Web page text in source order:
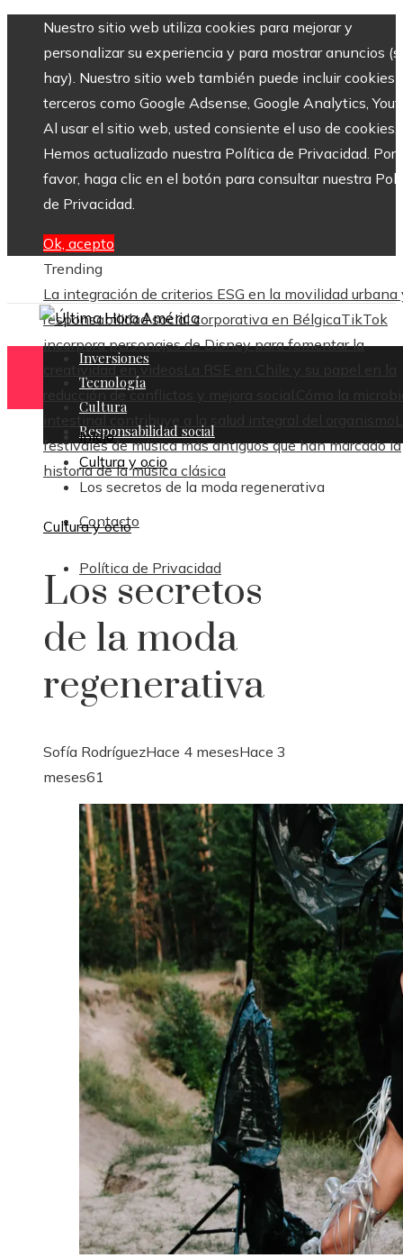
Nuestro sitio web utiliza cookies para mejorar y
personalizar su experiencia y para mostrar anuncios
hay). Nuestro sitio web también puede incluir cookies
terceros como Google Adsense, Google Analytics,
Al usar el sitio web, usted consiente el uso de cookies.
Hemos actualizado nuestra Política de Privacidad. Por
favor, haga clic en el botón para consultar nuestra
de Privacidad.
Ok, acepto
Trending
La integración de criterios ESG en la movilidad urbana
responsabilidad social corporativa en BélgicaTikTok
incorpora personajes de Disney para fomentar la
creatividad en videos
La RSE en Chile y su papel en la
reducción de conflictos y mejora social. Cómo la
intestinal contribuye a la salud integral del organismo
festivales de música más antiguos que han marcado la
historia de la música clásica
Contacto
Política de Privacidad
Inversiones
Tecnología
Cultura
Responsabilidad social
Inicio
Cultura y ocio
Los secretos de la moda regenerativa
Cultura y ocio
Los secretos
de la moda
regenerativa
Sofía RodríguezHace 4 mesesHace 3
meses61